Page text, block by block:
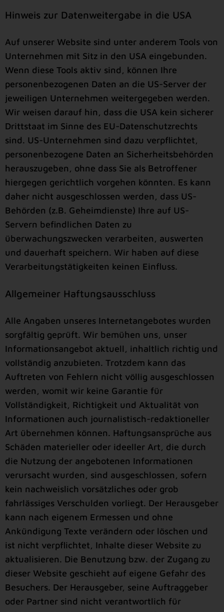
Hinweis zur Datenweitergabe in die USA
Auf unserer Website sind unter anderem Tools von
Unternehmen mit Sitz in den USA eingebunden.
Wenn diese Tools aktiv sind, können Ihre
personenbezogenen Daten an die US-Server der
jeweiligen Unternehmen weitergegeben werden.
Wir weisen darauf hin, dass die USA kein sicherer
Drittstaat im Sinne des EU-Datenschutzrechts
sind. US-Unternehmen sind dazu verpflichtet,
personenbezogene Daten an Sicherheitsbehörden
herauszugeben, ohne dass Sie als Betroffener
hiergegen gerichtlich vorgehen könnten. Es kann
daher nicht ausgeschlossen werden, dass US-
Behörden (z.B. Geheimdienste) Ihre auf US-
Servern befindlichen Daten zu
überwachungszwecken verarbeiten, auswerten
und dauerhaft speichern. Wir haben auf diese
Verarbeitungstätigkeiten keinen Einfluss.
Allgemeiner Haftungsausschluss
Alle Angaben unseres Internetangebotes wurden
sorgfältig geprüft. Wir bemühen uns, unser
Informationsangebot aktuell, inhaltlich richtig und
vollständig anzubieten. Trotzdem kann das
Auftreten von Fehlern nicht völlig ausgeschlossen
werden, womit wir keine Garantie für
Vollständigkeit, Richtigkeit und Aktualität von
Informationen auch journalistisch-redaktioneller
Art übernehmen können. Haftungsansprüche aus
Schäden materieller oder ideeller Art, die durch
die Nutzung der angebotenen Informationen
verursacht wurden, sind ausgeschlossen, sofern
kein nachweislich vorsätzliches oder grob
fahrlässiges Verschulden vorliegt. Der Herausgeber
kann nach eigenem Ermessen und ohne
Ankündigung Texte verändern oder löschen und
ist nicht verpflichtet, Inhalte dieser Website zu
aktualisieren. Die Benutzung bzw. der Zugang zu
dieser Website geschieht auf eigene Gefahr des
Besuchers. Der Herausgeber, seine Auftraggeber
oder Partner sind nicht verantwortlich für